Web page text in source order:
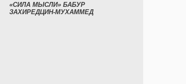
«СИЛА МЫСЛИ» БАБУР
ЗАХИРЕДЦИН-МУХАММЕД